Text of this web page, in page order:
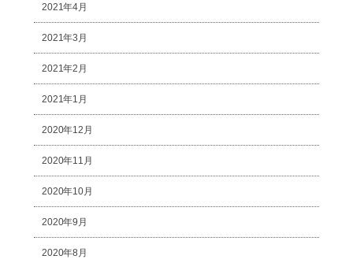
2021年4月
2021年3月
2021年2月
2021年1月
2020年12月
2020年11月
2020年10月
2020年9月
2020年8月